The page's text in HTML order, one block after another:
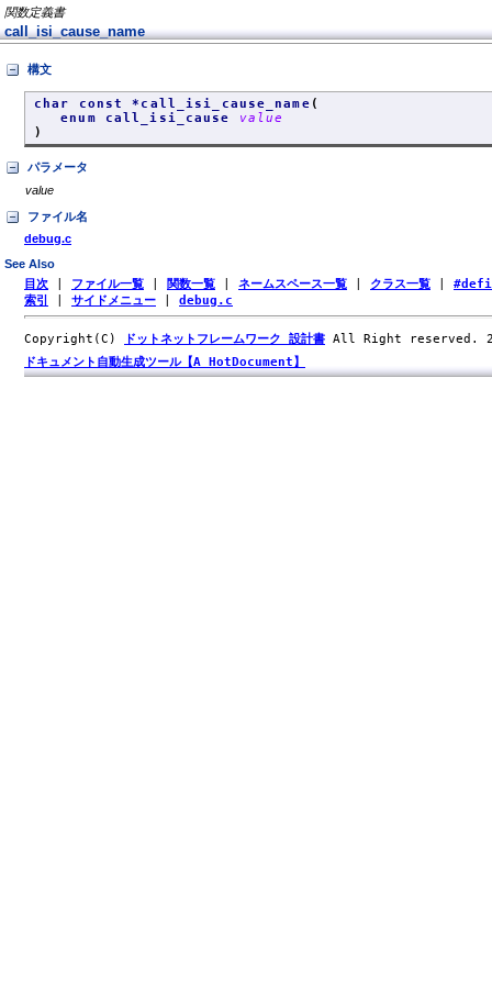
関数定義書
call_isi_cause_name
構文
char const *call_isi_cause_name (
enum call_isi_cause
value
)
パラメータ
value
ファイル名
debug.c
See Also
目次 ファイル一覧 関数一覧 ネームスペース一覧 クラス一覧
索引
サイドメニュー debug.c
Copyright(C) ドットネットフレームワーク 設計書 All Right reserved.
ドキュメント自動生成ツール【A HotDocument】